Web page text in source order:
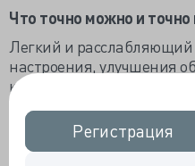
Регистрация
Регистрация
Что точно можно и точно
Легкий и
настроения, улучшения
кровообращения вполне
манипуляции во время
деликатными,